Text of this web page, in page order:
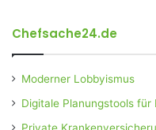
Chefsache24.de
Moderner Lobbyismus
Digitale Planungstools
Private